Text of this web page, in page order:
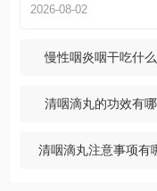
2026-08-02
慢性咽炎咽干吃什
清咽滴丸的功效有
清咽滴丸注意事项有